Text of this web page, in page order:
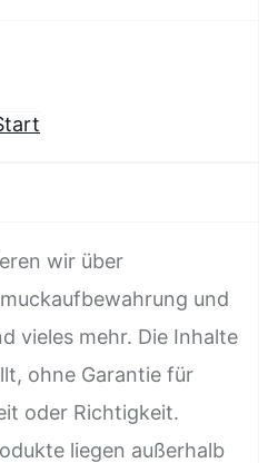
wir über
und
vieles mehr. Die Inhalte
ohne Garantie für
oder Richtigkeit.
liegen außerhalb